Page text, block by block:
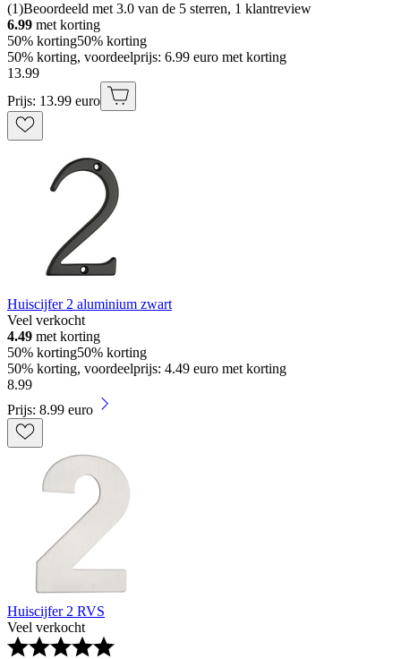
(1)Beoordeeld met 3.0 van de 5 sterren, 1 klantreview
6.99 met korting
50% korting50% korting
50% korting, voordeelprijs: 6.99 euro met korting
13.99
Prijs: 13.99 euro
Huiscijfer 2 aluminium zwart
Veel verkocht
4.49 met korting
50% korting50% korting
50% korting, voordeelprijs: 4.49 euro met korting
8.99
Prijs: 8.99 euro
Huiscijfer 2 RVS
Veel verkocht